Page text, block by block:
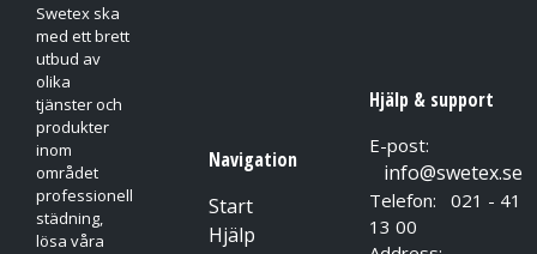
Swetex ska
med ett brett
utbud av
olika
tjänster och
produkter
inom
området
professionell
städning,
lösa våra
Navigation
Start
Hjälp
Hjälp & support
E-post:
info@swetex.se
Telefon: 021 - 41
13 00